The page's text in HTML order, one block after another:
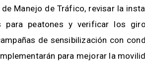
Manejo de Tráfico, revisar la
para peatones y verificar los
de sensibilización con
para mejorar la